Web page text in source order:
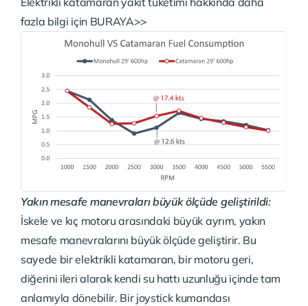
fazla bilgi için BURAYA>>
Yakın mesafe manevraları büyük ölçüde geliştirildi:
İskele ve kıç motoru arasındaki büyük ayrım, yakın
mesafe manevralarını büyük ölçüde geliştirir. Bu
sayede bir elektrikli katamaran, bir motoru geri,
diğerini ileri alarak kendi su hattı uzunluğu içinde tam
anlamıyla dönebilir. Bir joystick kumandası